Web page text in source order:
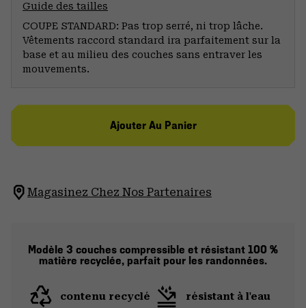
Guide des tailles
COUPE STANDARD: Pas trop serré, ni trop lâche.
Vêtements raccord standard ira parfaitement sur la
base et au milieu des couches sans entraver les
mouvements.
Ajouter Au Panier
Magasinez Chez Nos Partenaires
Modèle 3 couches compressible et résistant 100 %
matière recyclée, parfait pour les randonnées.
contenu recyclé résistant à l'eau